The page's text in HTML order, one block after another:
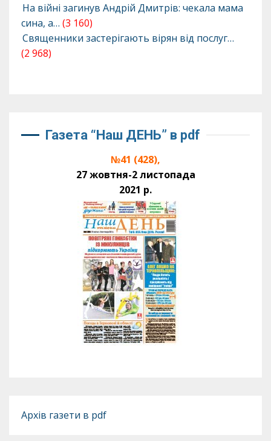
На війні загинув Андрій Дмитрів: чекала мама
сина, а… (3 160)
Священники застерігають вірян від послуг…
(2 968)
Газета “Наш ДЕНЬ” в pdf
№41 (428),
27 жовтня-2 листопада
2021 р.
Архів газети в pdf